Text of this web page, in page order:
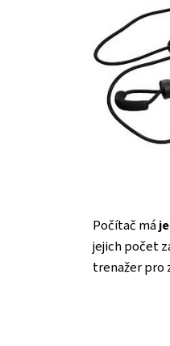
Počítač má
jejich počet
trenažer pro